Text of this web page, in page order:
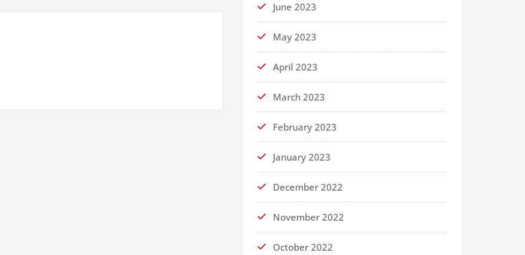
June 2023
May 2023
April 2023
March 2023
February 2023
January 2023
December 2022
November 2022
October 2022